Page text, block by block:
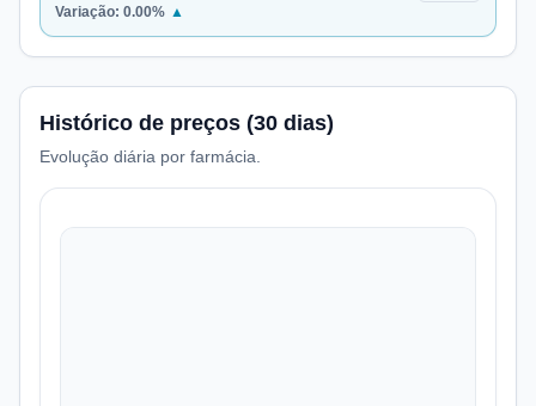
Variação: 0.00% ▲
Histórico de preços (30 dias)
Evolução diária por farmácia.